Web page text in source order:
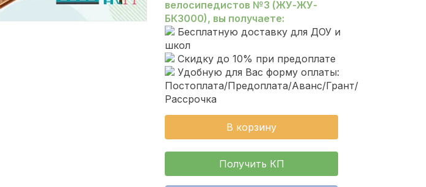
велосипедистов №3 (ЖУ-ЖУ-
БК3000), вы получаете:
Бесплатную доставку для ДОУ и
школ
Скидку до 10% при предоплате
Удобную для Вас форму оплаты:
Постоплата/Предоплата/Аванс/Грант/
Рассрочка
В корзину
Получить КП